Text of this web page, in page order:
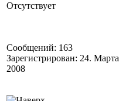
Отсутствует
Сообщений: 163
Зарегистрирован: 24. Марта
2008